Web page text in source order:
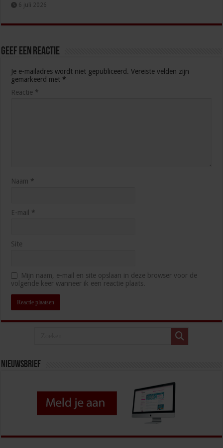
6 juli 2026
Geef een reactie
Je e-mailadres wordt niet gepubliceerd. Vereiste velden zijn
gemarkeerd met *
Reactie *
Naam *
E-mail *
Site
Mijn naam, e-mail en site opslaan in deze browser voor de
volgende keer wanneer ik een reactie plaats.
Nieuwsbrief